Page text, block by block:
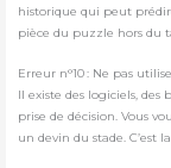
historique qui peut
pièce du puzzle hors du
Erreur n°10 : Ne pas
Il existe des logiciels, des
prise de décision. Vous
un devin du stade. C’est